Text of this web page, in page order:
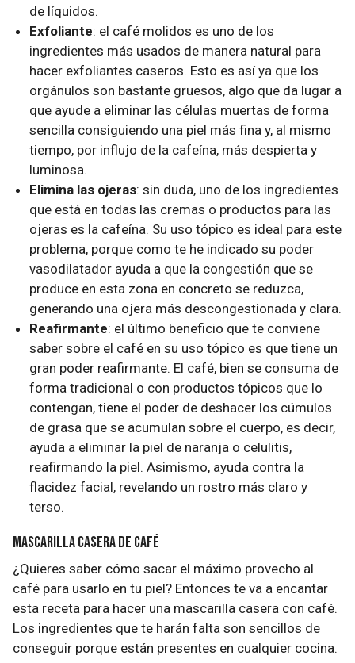
de líquidos.
Exfoliante: el café molidos es uno de los
ingredientes más usados de manera natural para
hacer exfoliantes caseros. Esto es así ya que los
orgánulos son bastante gruesos, algo que da lugar a
que ayude a eliminar las células muertas de forma
sencilla consiguiendo una piel más fina y, al mismo
tiempo, por influjo de la cafeína, más despierta y
luminosa.
Elimina las ojeras: sin duda, uno de los ingredientes
que está en todas las cremas o productos para las
ojeras es la cafeína. Su uso tópico es ideal para este
problema, porque como te he indicado su poder
vasodilatador ayuda a que la congestión que se
produce en esta zona en concreto se reduzca,
generando una ojera más descongestionada y clara.
Reafirmante: el último beneficio que te conviene
saber sobre el café en su uso tópico es que tiene un
gran poder reafirmante. El café, bien se consuma de
forma tradicional o con productos tópicos que lo
contengan, tiene el poder de deshacer los cúmulos
de grasa que se acumulan sobre el cuerpo, es decir,
ayuda a eliminar la piel de naranja o celulitis,
reafirmando la piel. Asimismo, ayuda contra la
flacidez facial, revelando un rostro más claro y
terso.
Mascarilla casera de café
¿Quieres saber cómo sacar el máximo provecho al
café para usarlo en tu piel? Entonces te va a encantar
esta receta para hacer una mascarilla casera con café.
Los ingredientes que te harán falta son sencillos de
conseguir porque están presentes en cualquier cocina.